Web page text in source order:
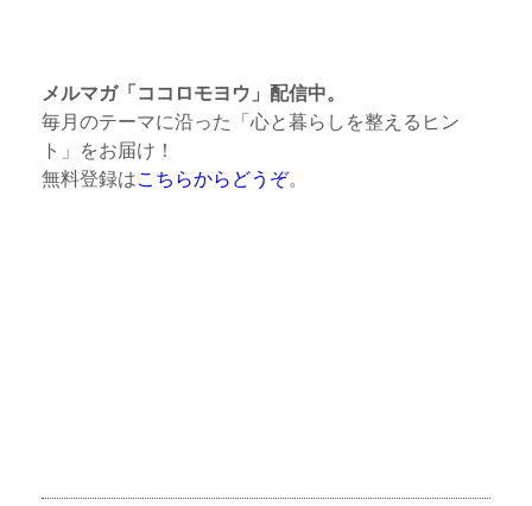
メルマガ「ココロモヨウ」配信中。
毎月のテーマに沿った「心と暮らしを整えるヒン
ト」をお届け！
無料登録はこちらからどうぞ。